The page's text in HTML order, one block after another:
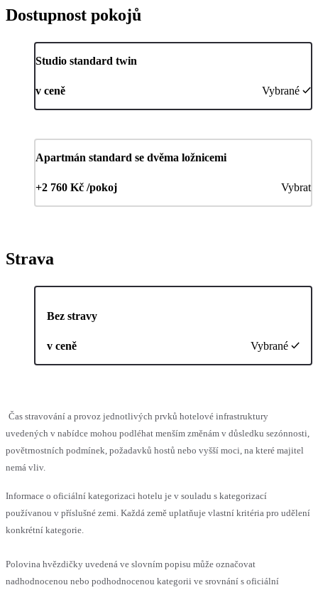
Dostupnost pokojů
Studio standard twin
v ceně Vybrané
Apartmán standard se dvěma ložnicemi
+2 760 Kč /pokoj Vybrat
Strava
Bez stravy
v ceně Vybrané
Čas stravování a provoz jednotlivých prvků hotelové infrastruktury
uvedených v nabídce mohou podléhat menším změnám v důsledku sezónnosti,
povětrnostních podmínek, požadavků hostů nebo vyšší moci, na které majitel
nemá vliv.
Informace o oficiální kategorizaci hotelu je v souladu s kategorizací
používanou v příslušné zemi. Každá země uplatňuje vlastní kritéria pro udělení
konkrétní kategorie.
Polovina hvězdičky uvedená ve slovním popisu může označovat
nadhodnocenou nebo podhodnocenou kategorii ve srovnání s oficiální